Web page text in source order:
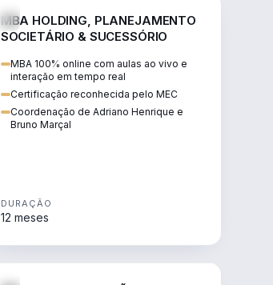
MBA HOLDING, PLANEJAMENTO
SOCIETÁRIO & SUCESSÓRIO
MBA 100% online com aulas ao vivo e
interação em tempo real
Certificação reconhecida pelo MEC
Coordenação de Adriano Henrique e
Bruno Marçal
DURAÇÃO
12 meses